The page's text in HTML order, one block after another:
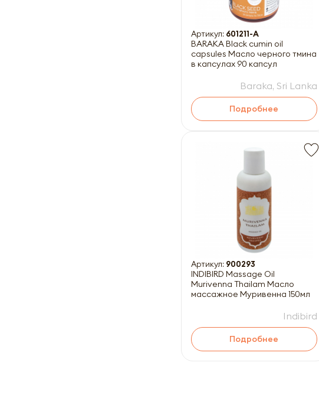
Артикул: 601211-A
BARAKA Black cumin oil
capsules Масло черного тмина
в капсулах 90 капсул
Baraka, Sri Lanka
Подробнее
Артикул: 900293
INDIBIRD Massage Oil
Murivenna Thailam Масло
массажное Муривенна 150мл
Indibird
Подробнее